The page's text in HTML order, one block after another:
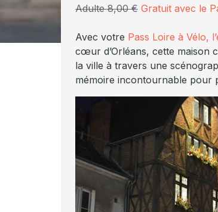
Adulte 8,00 € Gratuit avec le
Avec votre Pass Loire à Vélo,
cœur d’Orléans, cette maison
la ville à travers une
mémoire incontournable pour